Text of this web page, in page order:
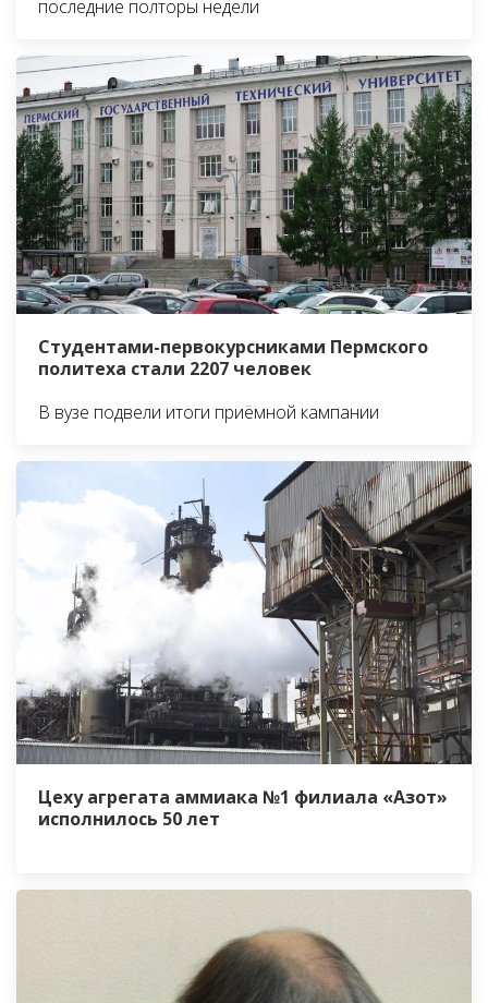
последние полторы недели
Студентами-первокурсниками Пермского
политеха стали 2207 человек
В вузе подвели итоги приёмной кампании
Цеху агрегата аммиака №1 филиала «Азот»
исполнилось 50 лет